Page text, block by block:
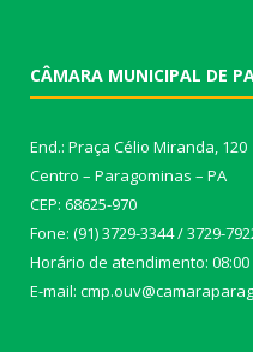
CÂMARA MUNICIPAL DE
End.: Praça Célio Miranda, 120
Centro – Paragominas – PA
CEP: 68625-970
Fone: (91) 3729-3344 / 3729-
Horário de atendimento: 08:00
E-mail: